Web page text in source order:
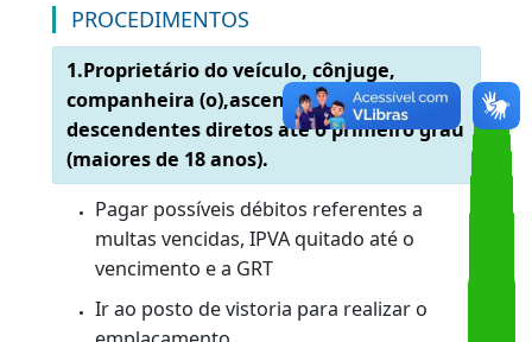
(RENAVAM). O serviço é voluntário no caso de
troca da cinza para a Mercosul e obrigatório
nos casos de roubo, furto, extravio ou quando
o dispositivo estiver danificado.
PROCEDIMENTOS
1.Proprietário do veículo, cônjuge,
descendentes diretos até o primeiro grau